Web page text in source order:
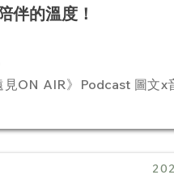
伴的溫度！
見ON AIR》Podcast 圖文x